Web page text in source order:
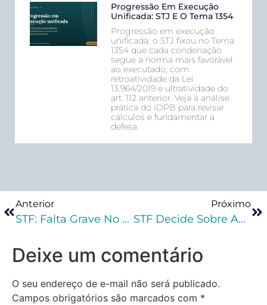
Progressão Em Execução
Unificada: STJ E O Tema 1354
Progressão em execução
unificada: o STJ fixou no Tema
1354 que cada condenação
segue a norma mais favorável
ao executado, com
retroatividade da Lei
13.964/2019 e ultratividade do
art. 112 anterior. Veja a análise
prática do IDPB para revisar
cálculos e fundamentar a
defesa.
Anterior
STF: Falta Grave No Decorrer Da Execução Penal Interrompe O Prazo Para Progressão De Regime
Próximo
STF Decide Sobre Audiência De Custódia E Irregularidade Passível De Ser Sanada
Deixe um comentário
O seu endereço de e-mail não será publicado.
Campos obrigatórios são marcados com *